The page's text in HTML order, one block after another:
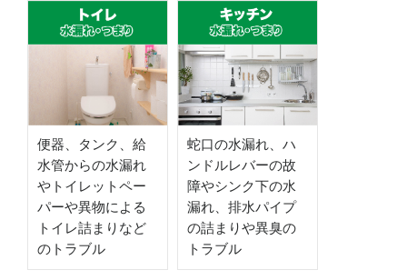
便器、タンク、給
水管からの水漏れ
やトイレットペー
パーや異物による
トイレ詰まりなど
のトラブル
蛇口の水漏れ、ハ
ンドルレバーの故
障やシンク下の水
漏れ、排水パイプ
の詰まりや異臭の
トラブル